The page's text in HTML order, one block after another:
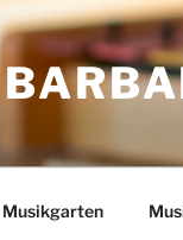
Musikgarten